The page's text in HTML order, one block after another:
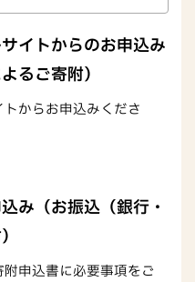
イトからのお申込み
るご寄附）
からお申込みくださ
み（お振込（銀行・
申込書に必要事項をご